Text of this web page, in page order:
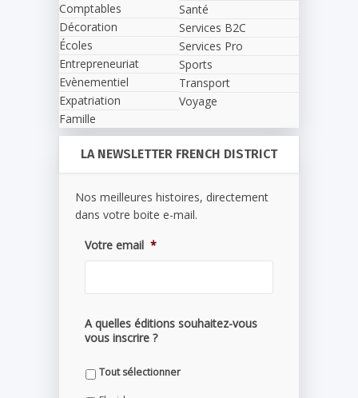
Comptables
Décoration
Écoles
Entrepreneuriat
Evènementiel
Expatriation
Famille
Santé
Services B2C
Services Pro
Sports
Transport
Voyage
LA NEWSLETTER FRENCH DISTRICT
Nos meilleures histoires, directement
dans votre boite e-mail.
Votre email *
A quelles éditions souhaitez-vous
vous inscrire ?
Tout sélectionner